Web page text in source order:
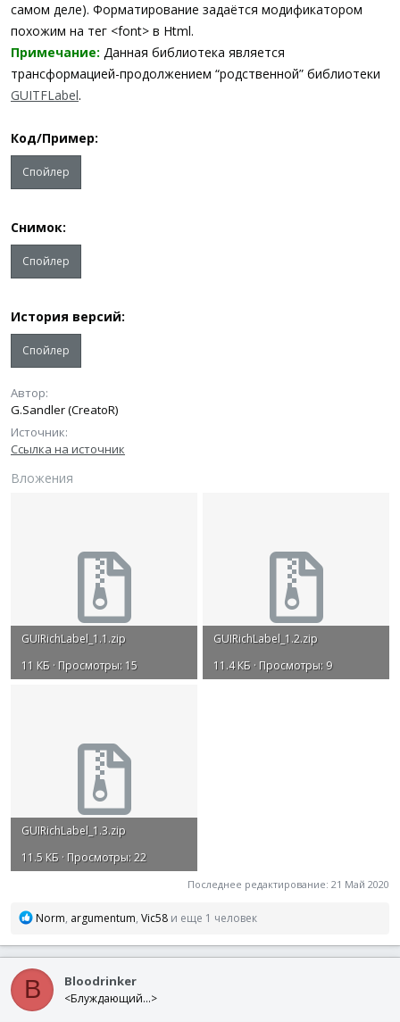
самом деле). Форматирование задаётся модификатором
похожим на тег <font> в Html.
Примечание: Данная библиотека является
трансформацией-продолжением “родственной” библиотеки
GUITFLabel.
Код/Пример:
Спойлер
Снимок:
Спойлер
История версий:
Спойлер
Автор
G.Sandler (CreatoR)
Источник
Ссылка на источник
Вложения
GUIRichLabel_1.1.zip
11 КБ · Просмотры: 15
GUIRichLabel_1.2.zip
11.4 КБ · Просмотры: 9
GUIRichLabel_1.3.zip
11.5 КБ · Просмотры: 22
Последнее редактирование: 21 Май 2020
Р
а
к
ц
и
и
Norm, argumentum, Vic58 и еще 1 человек
B Bloodrinker
<Блуждающий...>